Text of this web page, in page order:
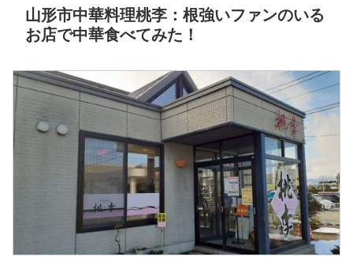
山形市中華料理桃李：根強いファンのいる
お店で中華食べてみた！